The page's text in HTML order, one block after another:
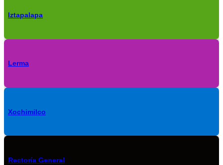
Iztapalapa
Lerma
Xochimilco
Rectoría General